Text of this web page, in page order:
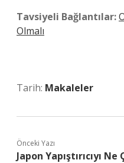
Tavsiyeli Bağlantılar:
Olmalı
Tarih: Makaleler
Önceki Yazı
Japon Yapıştırıcıyı Ne